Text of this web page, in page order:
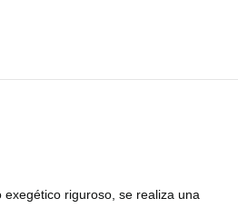
exegético riguroso, se realiza una